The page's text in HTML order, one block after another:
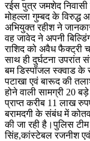
रईस पुत्र जमशेद निवासी
मोहल्ला गुम्बद के विरुद्ध
अभियुक्त रहीश ने
वह जावेद ने अपनी
राशिद को अवैध फैक्ट्री
साथ ही दुर्घटना उपरांत
बम डिस्पॉजल स्क्वाड के
पटाखा एवं बारूद की
होने वाली सामग्री 20
प्राप्त करीब 11 लाख
बरामदगी के संबंध में
की जा रही है।पुलिस टीम
सिंह,कांस्टेबल रजनीश